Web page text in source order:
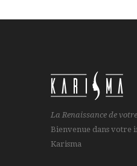
La Renaissance de
Bienvenue dans votre
Karisma